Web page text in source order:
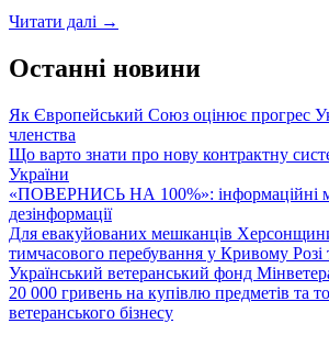
Читати далі Python
нуля:
стартує
ІТ-
для
ветеранів
та
членів
їхніх
сімей
→
Останні новини
Як Європейський Союз оцінює прогрес
членства
Що варто знати про нову контрактну
України
«ПОВЕРНИСЬ НА 100%»: інформаційні
дезінформації
Для евакуйованих мешканців
тимчасового перебування у Кривому Розі
Український ветеранський фонд
20 000 гривень на купівлю предметів та
ветеранського бізнесу